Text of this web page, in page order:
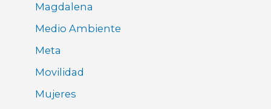
Magdalena
Medio Ambiente
Meta
Movilidad
Mujeres